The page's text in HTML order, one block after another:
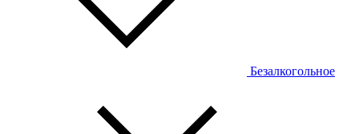
Безалкогольное